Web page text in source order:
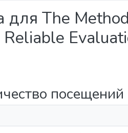
для The
посещений